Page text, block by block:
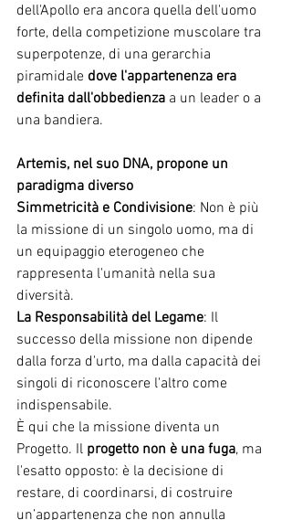
dell'Apollo era ancora quella dell'uomo
forte, della competizione muscolare tra
superpotenze, di una gerarchia
piramidale dove l'appartenenza era
definita dall'obbedienza a un leader o a
una bandiera.
Artemis, nel suo DNA, propone un
paradigma diverso
Simmetricità e Condivisione: Non è più
la missione di un singolo uomo, ma di
un equipaggio eterogeneo che
rappresenta l'umanità nella sua
diversità.
La Responsabilità del Legame: Il
successo della missione non dipende
dalla forza d'urto, ma dalla capacità dei
singoli di riconoscere l'altro come
indispensabile.
È qui che la missione diventa un
Progetto. Il progetto non è una fuga, ma
l'esatto opposto: è la decisione di
restare, di coordinarsi, di costruire
un’appartenenza che non annulla